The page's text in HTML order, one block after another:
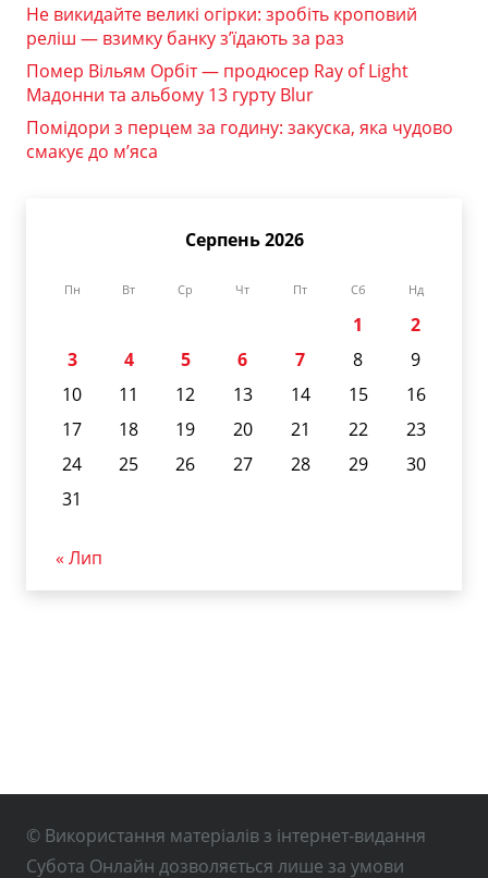
Не викидайте великі огірки: зробіть кроповий
реліш — взимку банку з’їдають за раз
Помер Вільям Орбіт — продюсер Ray of Light
Мадонни та альбому 13 гурту Blur
Помідори з перцем за годину: закуска, яка чудово
смакує до м’яса
Серпень 2026
Пн Вт Ср Чт Пт Сб Нд
1
2
3
4 5 6 7 8
9
10
11 12 13 14 15
16
17
18 19 20 21 22
23
24
25 26 27 28 29
30
31
« Лип
© Використання матеріалів з інтернет-видання
Субота Онлайн дозволяється лише за умови